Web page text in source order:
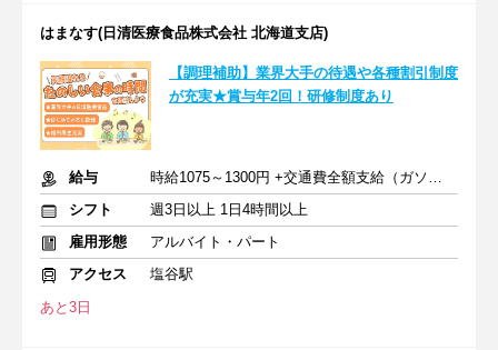
はまなす(日清医療食品株式会社 北海道支店)
【調理補助】業界大手の待遇や各種割引制度
が充実★賞与年2回！研修制度あり
給与
時給1075～1300円 +交通費全額支給（ガソリン代も支給）
シフト
週3日以上 1日4時間以上
雇用形態
アルバイト・パート
アクセス
塩谷駅
あと3日